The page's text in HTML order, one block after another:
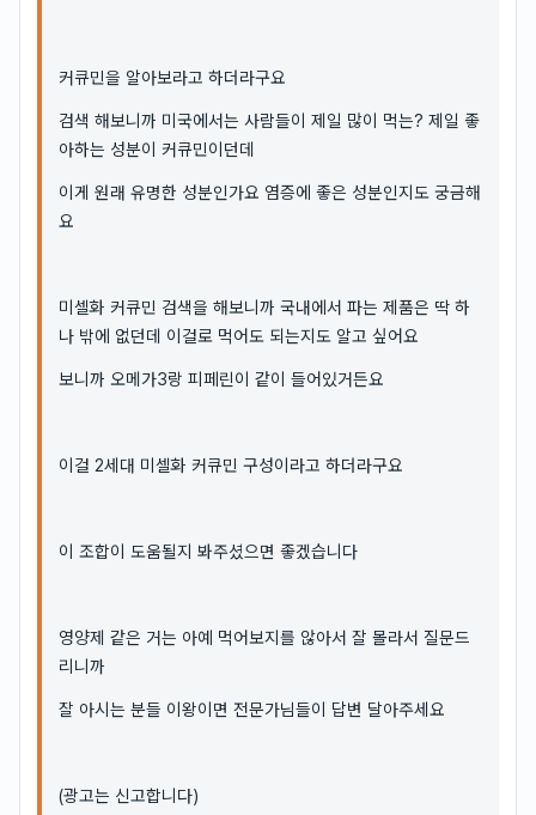
커큐민을 알아보라고 하더라구요
검색 해보니까 미국에서는 사람들이 제일 많이 먹는? 제일 좋
아하는 성분이 커큐민이던데
이게 원래 유명한 성분인가요 염증에 좋은 성분인지도 궁금해
요
미셀화 커큐민 검색을 해보니까 국내에서 파는 제품은 딱 하
나 밖에 없던데 이걸로 먹어도 되는지도 알고 싶어요
보니까 오메가3랑 피페린이 같이 들어있거든요
이걸 2세대 미셀화 커큐민 구성이라고 하더라구요
이 조합이 도움될지 봐주셨으면 좋겠습니다
영양제 같은 거는 아예 먹어보지를 않아서 잘 몰라서 질문드
리니까
잘 아시는 분들 이왕이면 전문가님들이 답변 달아주세요
(광고는 신고합니다)